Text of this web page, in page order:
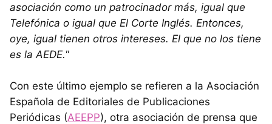
asociación como un patrocinador más, igual que
Telefónica o igual que El Corte Inglés. Entonces,
oye, igual tienen otros intereses. El que no los tiene
es la AEDE."
Con este último ejemplo se refieren a la Asociación
Española de Editoriales de Publicaciones
Periódicas (AEEPP), otra asociación de prensa que